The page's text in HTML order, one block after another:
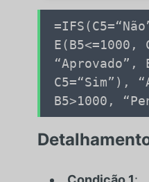
=IFS(C5=
E(B5<=1000 ,
“Aprovado” ,
C5=“Sim” ),
B5>1000 ,